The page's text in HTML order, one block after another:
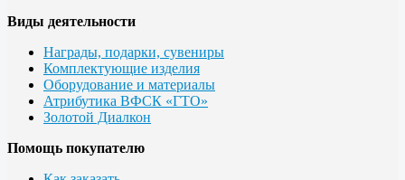
Виды деятельности
Награды, подарки, сувениры
Комплектующие изделия
Оборудование и материалы
Атрибутика ВФСК «ГТО»
Золотой Диалкон
Помощь покупателю